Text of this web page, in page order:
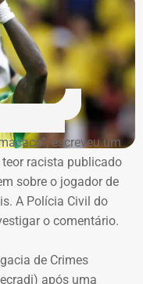
é a
de julho de 2026.
para validar e
que já
designados
a retroatividade
do serviço
de suas
escreveu um
racista publicado
sobre o jogador de
A Polícia Civil do
o comentário.
de Crimes
após uma